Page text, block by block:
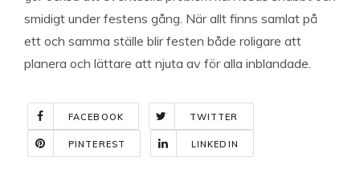
smidigt under festens gång. När allt finns samlat på
ett och samma ställe blir festen både roligare att
planera och lättare att njuta av för alla inblandade.
FACEBOOK TWITTER
PINTEREST LINKEDIN